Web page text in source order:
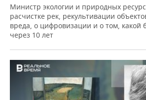
Министр экологии и природных
расчистке рек, рекультивации
вреда, о цифровизации и о том, какой
через 10 лет